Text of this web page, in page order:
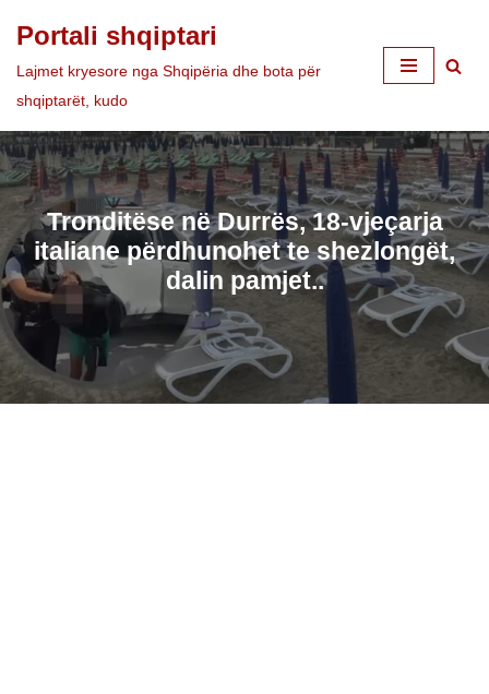
Skip
to
Portali shqiptari
Lajmet kryesore nga Shqipëria dhe bota për
shqiptarët, kudo
Tronditëse në Durrës, 18-vjeçarja
italiane përdhunohet te shezlongët,
dalin pamjet..